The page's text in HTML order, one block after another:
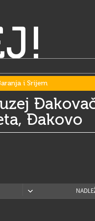
i Srijem
Đakovo